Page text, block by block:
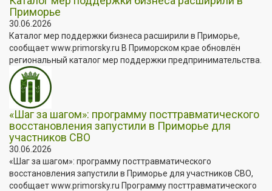
Приморье
30.06.2026
Каталог мер поддержки бизнеса расширили в Приморье,
сообщает www.primorsky.ru В Приморском крае обновлён
региональный каталог мер поддержки предпринимательства.
«Шаг за шагом»: программу посттравматического
восстановления запустили в Приморье для
участников СВО
30.06.2026
«Шаг за шагом»: программу посттравматического
восстановления запустили в Приморье для участников СВО,
сообщает www.primorsky.ru Программу посттравматического